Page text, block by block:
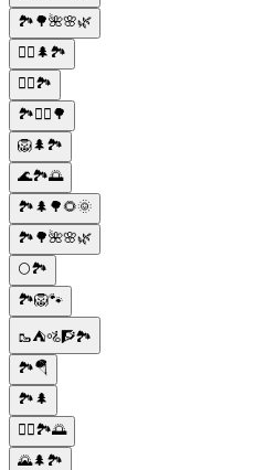
🏞️🌳🌺🌸🌿
🏃‍♂️🌲🏞️
🚶‍♀️🏞️
🏞️🚴‍♂️🌳
🦁🌲🏞️
🌊🏞️🌅
🏞️🌲🌳🌻🌞
🏞️🌳🌺🌸🌿
🌕🏞️
🏞️🦁🐾
🥾⛺🚵🧗🏞️
🏞️🪂
🏞️🌲
🚴‍♀️🏞️🌅
🌄🌲🏞️